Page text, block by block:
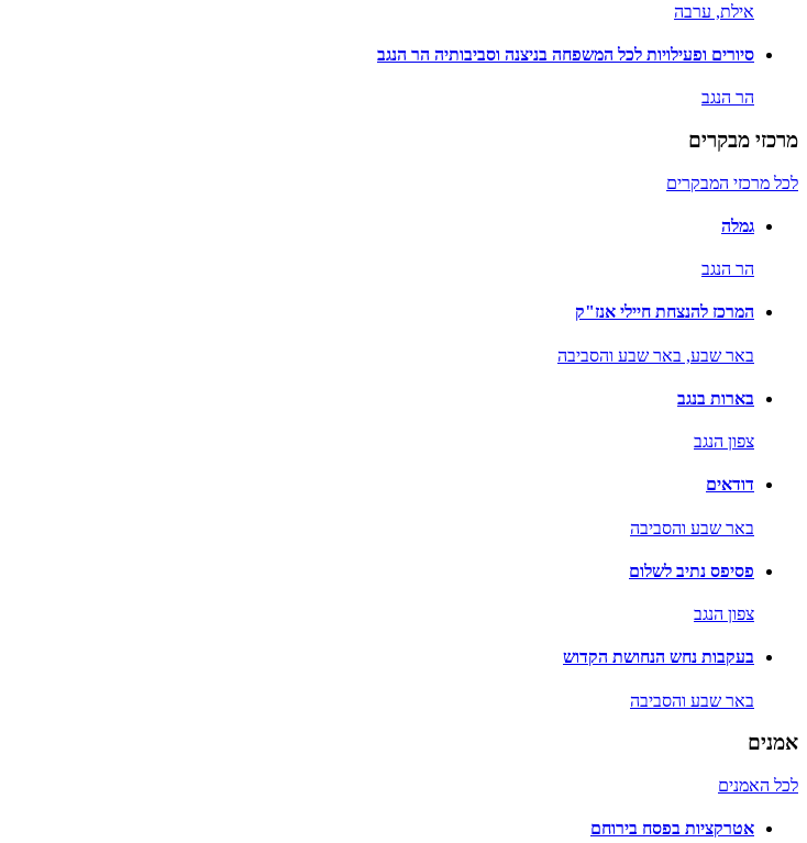
אילת, ערבה
סיורים ופעילויות לכל המשפחה בניצנה וסביבותיה הר הנגב
הר הנגב
מרכזי מבקרים
לכל מרכזי המבקרים
גמלה
הר הנגב
המרכז להנצחת חיילי אנז"ק
באר שבע, באר שבע והסביבה
בארות בנגב
צפון הנגב
דודאים
באר שבע והסביבה
פסיפס נתיב לשלום
צפון הנגב
בעקבות נחש הנחושת הקדוש
באר שבע והסביבה
אמנים
לכל האמנים
אטרקציות בפסח בירוחם